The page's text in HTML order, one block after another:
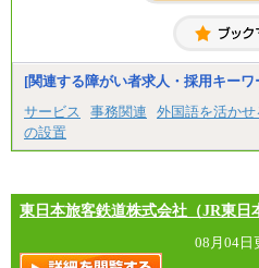
[関連する障がい者求人・採用キーワ
サービス
事務関連 外国語を活かせ
の設置
東日本旅客鉄道株式会社（JR東日
08月04